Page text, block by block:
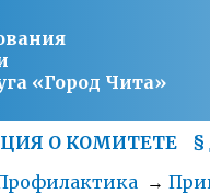
«Город Чита»
О КОМИТЕТЕ §
→